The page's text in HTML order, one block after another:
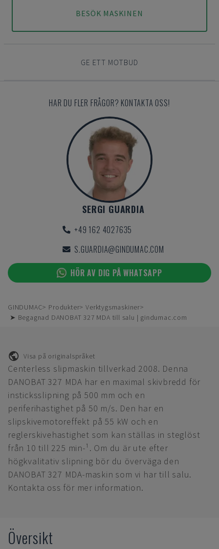
BESÖK MASKINEN
GE ETT MOTBUD
HAR DU FLER FRÅGOR? KONTAKTA OSS!
SERGI GUARDIA
+49 162 4027635
S.GUARDIA@GINDUMAC.COM
HÖR AV DIG PÅ WHATSAPP
GINDUMAC Produkter
Verktygsmaskiner
➤ Begagnad DANOBAT 327 MDA till salu | gindumac.com
Visa på originalspråket
Centerless slipmaskin tillverkad 2008. Denna
DANOBAT 327 MDA har en maximal skivbredd för
insticksslipning på 500 mm och en
periferihastighet på 50 m/s. Den har en
slipskivemotoreffekt på 55 kW och en
reglerskivehastighet som kan ställas in steglöst
från 10 till 225 min-¹. Om du är ute efter
högkvalitativ slipning bör du överväga den
DANOBAT 327 MDA-maskin som vi har till salu.
Kontakta oss för mer information.
Översikt